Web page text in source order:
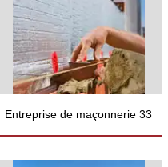
Entreprise de maçonnerie 33